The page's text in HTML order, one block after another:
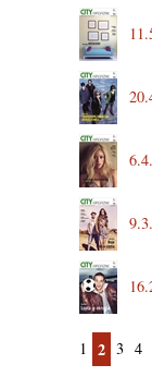
1 2 3 4